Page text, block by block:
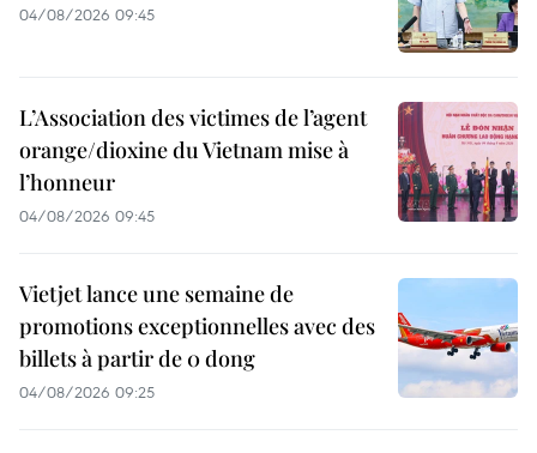
04/08/2026 09:45
L’Association des victimes de l’agent
orange/dioxine du Vietnam mise à
l’honneur
04/08/2026 09:45
Vietjet lance une semaine de
promotions exceptionnelles avec des
billets à partir de 0 dong
04/08/2026 09:25